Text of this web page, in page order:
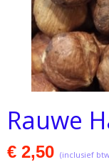
Rauwe
€ 2,50 (inclusief